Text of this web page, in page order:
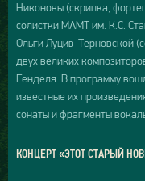
Никоновы (скрипка,
солистки МАМТ им. К.С.
Ольги Луцив-Терновской
двух великих
Генделя. В программу
известные их
сонаты и фрагменты
КОНЦЕРТ «ЭТОТ СТАРЫЙ